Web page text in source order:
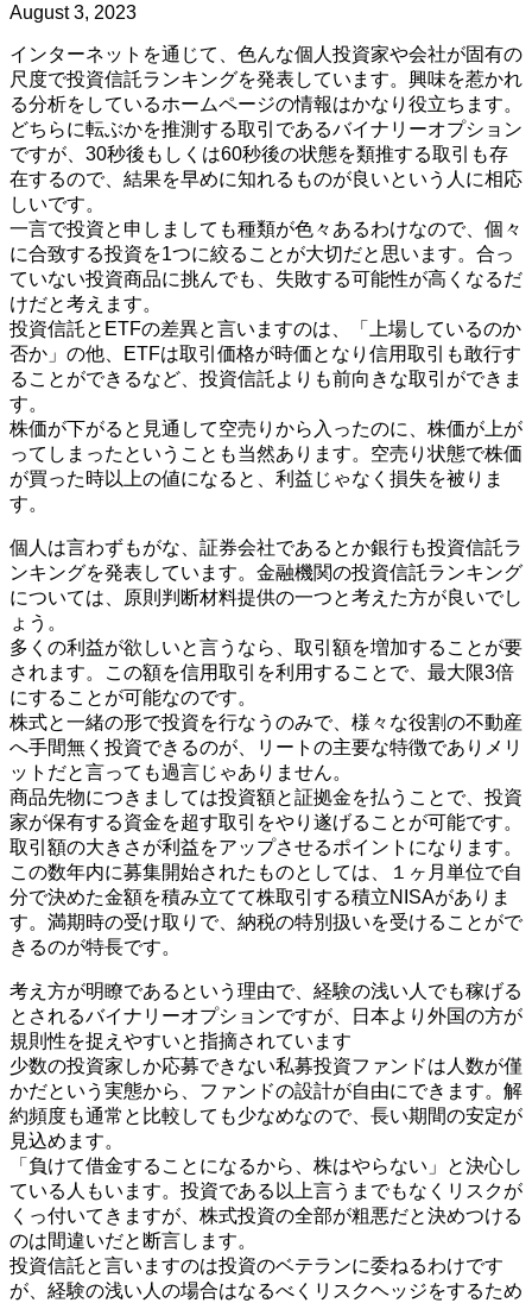
August 3, 2023
インターネットを通じて、色んな個人投資家や会社が固有の
尺度で投資信託ランキングを発表しています。興味を惹かれ
る分析をしているホームページの情報はかなり役立ちます。
どちらに転ぶかを推測する取引であるバイナリーオプション
ですが、30秒後もしくは60秒後の状態を類推する取引も存
在するので、結果を早めに知れるものが良いという人に相応
しいです。
一言で投資と申しましても種類が色々あるわけなので、個々
に合致する投資を1つに絞ることが大切だと思います。合っ
ていない投資商品に挑んでも、失敗する可能性が高くなるだ
けだと考えます。
投資信託とETFの差異と言いますのは、「上場しているのか
否か」の他、ETFは取引価格が時価となり信用取引も敢行す
ることができるなど、投資信託よりも前向きな取引ができま
す。
株価が下がると見通して空売りから入ったのに、株価が上が
ってしまったということも当然あります。空売り状態で株価
が買った時以上の値になると、利益じゃなく損失を被りま
す。
個人は言わずもがな、証券会社であるとか銀行も投資信託ラ
ンキングを発表しています。金融機関の投資信託ランキング
については、原則判断材料提供の一つと考えた方が良いでし
ょう。
多くの利益が欲しいと言うなら、取引額を増加することが要
されます。この額を信用取引を利用することで、最大限3倍
にすることが可能なのです。
株式と一緒の形で投資を行なうのみで、様々な役割の不動産
へ手間無く投資できるのが、リートの主要な特徴でありメリ
ットだと言っても過言じゃありません。
商品先物につきましては投資額と証拠金を払うことで、投資
家が保有する資金を超す取引をやり遂げることが可能です。
取引額の大きさが利益をアップさせるポイントになります。
この数年内に募集開始されたものとしては、１ヶ月単位で自
分で決めた金額を積み立てて株取引する積立NISAがありま
す。満期時の受け取りで、納税の特別扱いを受けることがで
きるのが特長です。
考え方が明瞭であるという理由で、経験の浅い人でも稼げる
とされるバイナリーオプションですが、日本より外国の方が
規則性を捉えやすいと指摘されています
少数の投資家しか応募できない私募投資ファンドは人数が僅
かだという実態から、ファンドの設計が自由にできます。解
約頻度も通常と比較しても少なめなので、長い期間の安定が
見込めます。
「負けて借金することになるから、株はやらない」と決心し
ている人もいます。投資である以上言うまでもなくリスクが
くっ付いてきますが、株式投資の全部が粗悪だと決めつける
のは間違いだと断言します。
投資信託と言いますのは投資のベテランに委ねるわけです
が、経験の浅い人の場合はなるべくリスクヘッジをするため